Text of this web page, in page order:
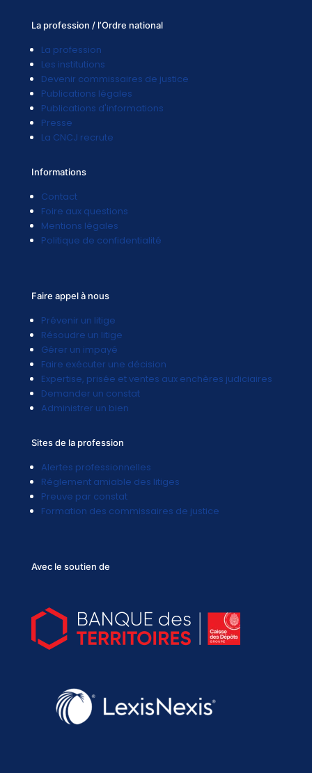
La profession / l’Ordre national
La profession
Les institutions
Devenir commissaires de justice
Publications légales
Publications d'informations
Presse
La CNCJ recrute
Informations
Contact
Foire aux questions
Mentions légales
Politique de confidentialité
Faire appel à nous
Prévenir un litige
Résoudre un litige
Gérer un impayé
Faire exécuter une décision
Expertise, prisée et ventes aux enchères judiciaires
Demander un constat
Administrer un bien
Sites de la profession
Alertes professionnelles
Réglement amiable des litiges
Preuve par constat
Formation des commissaires de justice
Avec le soutien de